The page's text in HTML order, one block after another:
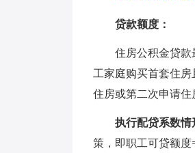
贷款额度：
住房公积金贷款
工家庭购买首套住
住房或第二次申请住
执行配贷系数情
策，即职工可贷额度